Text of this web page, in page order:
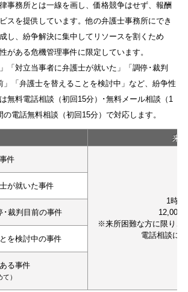
事務所とは一線を画し、価格競争はせず、報酬
スを提供しています。他の弁護士事務所にでき
し、紛争解決に集中してリソースを割くため
がある危機管理事件に限定しています。
「対立当事者に弁護士が就いた」「調停･裁判
」「弁護士を替えることを検討中」など、紛争性
無料電話相談（初回15分）･無料メール相談（1
電話無料相談（初回15分）で対応します。
来所
件
1時間
12,000
※来所困難な方に限り、
電話相談に
が就いた事件
･裁判目前の事件
を検討中の事件
る事件
）